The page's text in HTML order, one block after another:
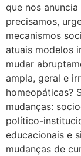
que nos
precisamos,
mecanismos
atuais modelos
mudar
ampla, geral e
homeopáticas?
mudanças:
político-
educacionais e
mudanças de